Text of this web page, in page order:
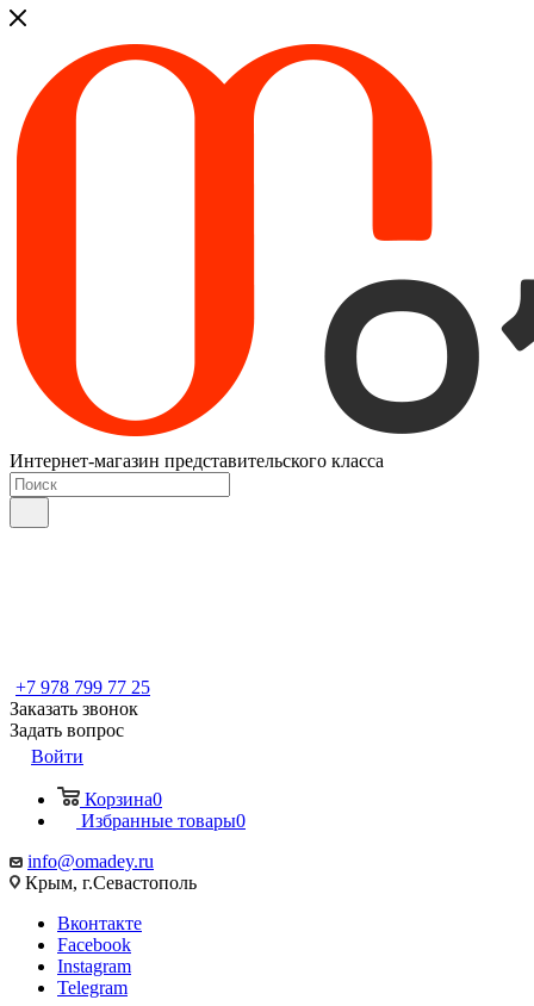
Интернет-магазин представительского класса
+7 978 799 77 25
Заказать звонок
Задать вопрос
Войти
Корзина0
Избранные товары0
info@omadey.ru
Крым, г.Севастополь
Вконтакте
Facebook
Instagram
Telegram